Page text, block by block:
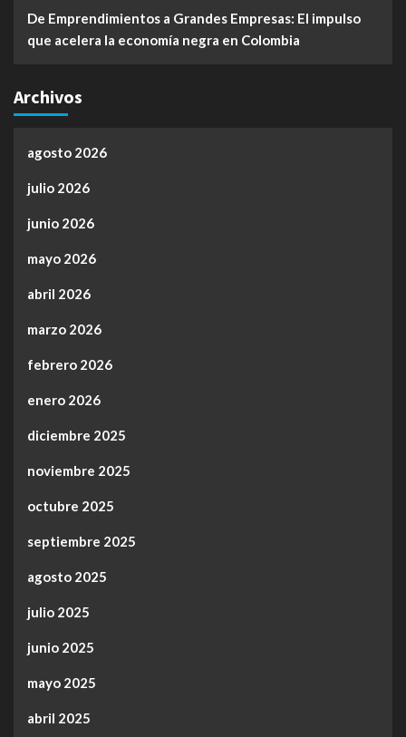
De Emprendimientos a Grandes Empresas: El impulso
que acelera la economía negra en Colombia
Archivos
agosto 2026
julio 2026
junio 2026
mayo 2026
abril 2026
marzo 2026
febrero 2026
enero 2026
diciembre 2025
noviembre 2025
octubre 2025
septiembre 2025
agosto 2025
julio 2025
junio 2025
mayo 2025
abril 2025